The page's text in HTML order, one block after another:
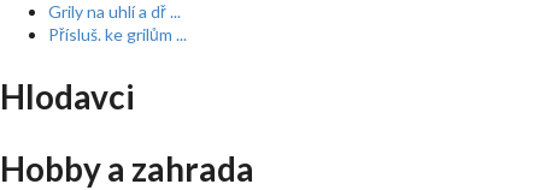
Grily na uhlí a dř ...
Přísluš. ke grilům ...
Hlodavci
Hobby a zahrada